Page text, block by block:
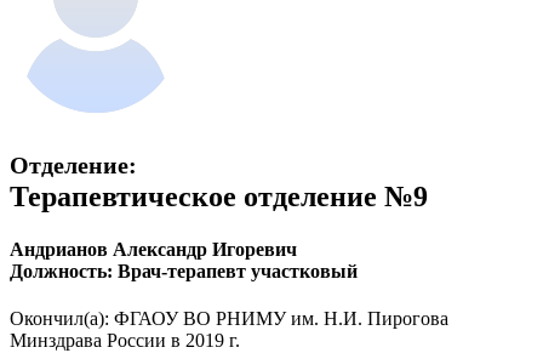
Отделение:
Терапевтическое отделение №9
Андрианов Александр Игоревич
Должность: Врач-терапевт участковый
Окончил(а): ФГАОУ ВО РНИМУ им. Н.И. Пирогова
Минздрава России в 2019 г.